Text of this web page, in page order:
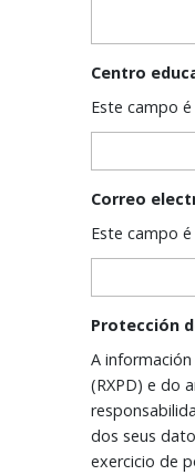
Centro
Este campo
Correo
Este campo
Protección
A
(RXPD) e do artigo 11 da
dos seus
exercicio de